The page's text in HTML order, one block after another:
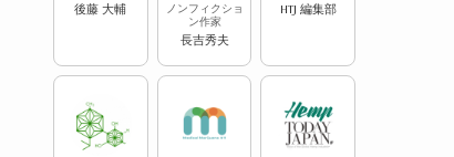
後藤 大輔
ノンフィクショ
ン作家
長吉秀夫
HTJ 編集部